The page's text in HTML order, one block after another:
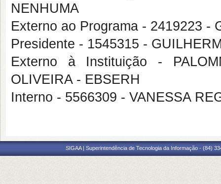
NENHUMA
Externo ao Programa - 2419223 -
Presidente - 1545315 -
Externo à Instituição -
OLIVEIRA - EBSERH
Interno - 5566309 - VANESSA
SIGAA | Superintendência de Tecnologia da Informação - (84)